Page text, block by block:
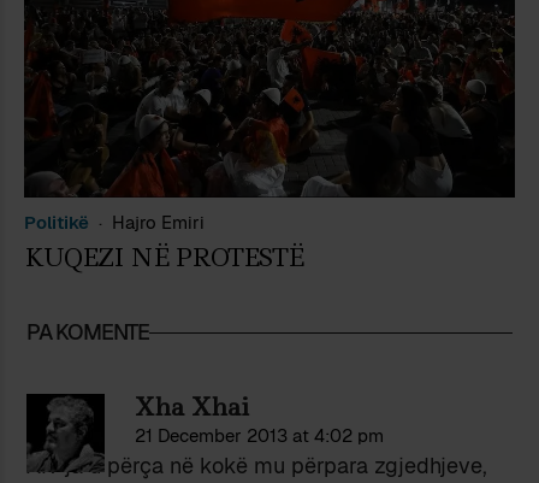
Politikë Hajro Emiri
KUQEZI NË PROTESTË
PA KOMENTE
Xha Xhai
21 December 2013 at 4:02 pm
AK-ja u përça në kokë mu përpara zgjedhjeve,